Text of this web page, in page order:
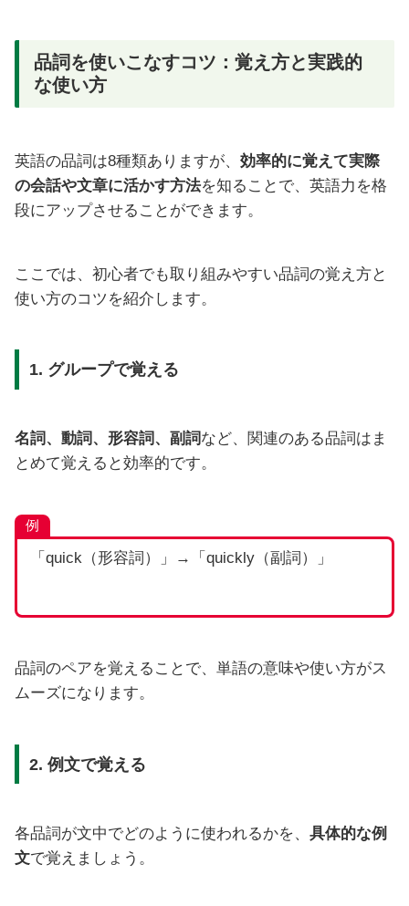
品詞を使いこなすコツ：覚え方と実践的
な使い方
英語の品詞は8種類ありますが、 効率的に覚えて実際
の会話や文章に活かす方法を知ることで、英語力を格
段にアップさせることができます。
ここでは、初心者でも取り組みやすい品詞の覚え方と
使い方のコツを紹介します。
1. グループで覚える
名詞、動詞、形容詞、副詞など、関連のある品詞はま
とめて覚えると効率的です。
例
「quick（形容詞）」→「quickly（副詞）」
品詞のペアを覚えることで、単語の意味や使い方がス
ムーズになります。
2. 例文で覚える
各品詞が文中でどのように使われるかを、 具体的な例
文で覚えましょう。